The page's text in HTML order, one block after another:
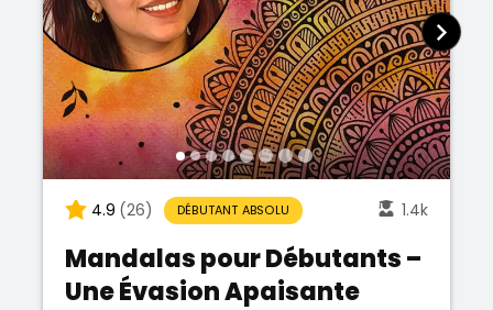
4.9 (26) DÉBUTANT ABSOLU 1.4k
Mandalas pour Débutants –
Une Évasion Apaisante